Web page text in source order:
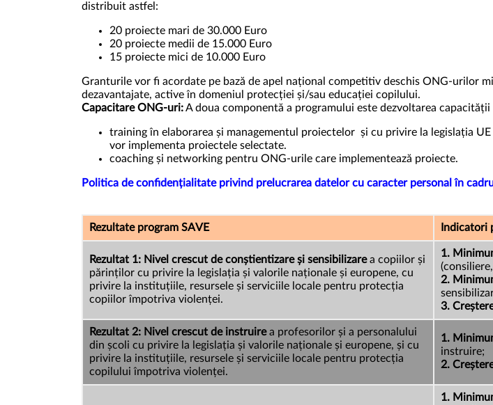
distribuit astfel:
20 proiecte mari de 30.000 Euro
20 proiecte medii de 15.000 Euro
15 proiecte mici de 10.000 Euro
Granturile vor fi acordate pe bază de apel național competitiv deschis ONG-urilor
dezavantajate, active în domeniul protecției și/sau educației copilului.
Capacitare ONG-uri:A doua componentă a programului este dezvoltarea
training în elaborarea și managementul proiectelor și cu privire la legislația
vor implementa proiectele selectate.
coaching și networking pentru ONG-urile care implementează proiecte.
Politica de confidențialitate privind prelucrarea datelor cu caracter personal în
Rezultate program SAVE Indicatori
Rezultat 1: Nivel crescut de conștientizare și sensibilizarea copiilor și
părinților cu privire la legislația și valorile naționale și europene, cu
privire la instituțiile, resursele și serviciile locale pentru protecția
copiilor împotriva violenței.
1.
2.
3.
Rezultat 2: Nivel crescut de instruirea profesorilor și a personalului
din școli cu privire la legislația și valorile naționale și europene, și cu
privire la instituțiile, resursele și serviciile locale pentru protecția
copilului împotriva violenței.
1.
instruire;
2.
1.